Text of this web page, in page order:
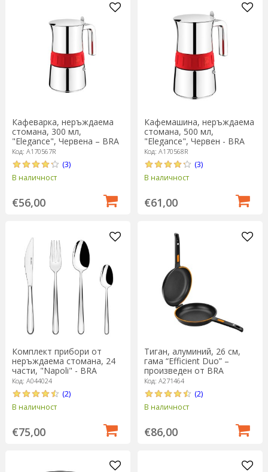
Кафеварка, неръждаема
стомана, 300 мл,
"Elegance", Червена – BRA
Код: A170567R
(3)
В наличност
€56,00
Кафемашина, неръждаема
стомана, 500 мл,
"Elegance", Червен - BRA
Код: A170568R
(3)
В наличност
€61,00
Комплект прибори от
неръждаема стомана, 24
части, "Napoli" - BRA
Код: A044024
(2)
В наличност
€75,00
Тиган, алуминий, 26 см,
гама “Efficient Duo” –
произведен от BRA
Код: A271464
(2)
В наличност
€86,00